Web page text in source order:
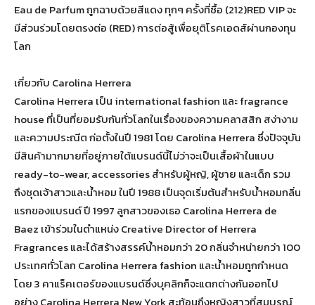
Eau de Parfum ถูกฉาบด้วยสีแดง ทุกๆ ครั้งที่ซื้อ (212)RED VIP จะ
มีส่วนร่วมโดยตรงต่อ (RED) การต่อสู้เพื่อยุติโรคเอดส์ผ่านกองทุน
โลก
เกี่ยวกับ Carolina Herrera
Carolina Herrera เป็น international fashion และ fragrance
house ที่เป็นที่ยอมรับกันทั่วโลกในเรื่องของความคลาสสิก สง่างาม
และความประณีต ก่อตั้งในปี 1981 โดย Carolina Herrera ซึ่งปัจจุบัน
มีสินค้ามากมายที่อยู่ภายใต้แบรนด์นี้ไม่ว่าจะเป็นเสื้อผ้าในแบบ
ready-to-wear, accessories สำหรับผู้หญิ, ผู้ชาย และเด็ก รวม
ถึงชุดเจ้าสาวและน้ำหอม ในปี 1988 เป็นจุดเริ่มต้นสำหรับน้ำหอมกลิ่น
แรกของแบรนด์ ปี 1997 ลูกสาวของเธอ Carolina Herrera de
Baez เข้าร่วมในตำแหน่ง Creative Director of Herrera
Fragrances และได้สร้างสรรค์น้ำหอมกว่า 20 กลิ่นจำหน่ายกว่า 100
ประเทศทั่วโลก Carolina Herrera fashion และน้ำหอมถูกกำหนด
โดย 3 คาแร็คเตอร์ของแบรนด์ซึ่งบุคลิกก็จะแตกต่างกันออกไป
อย่าง Carolina Herrera New York สะท้อนถึงหญิงสาวที่สมบรูณ์